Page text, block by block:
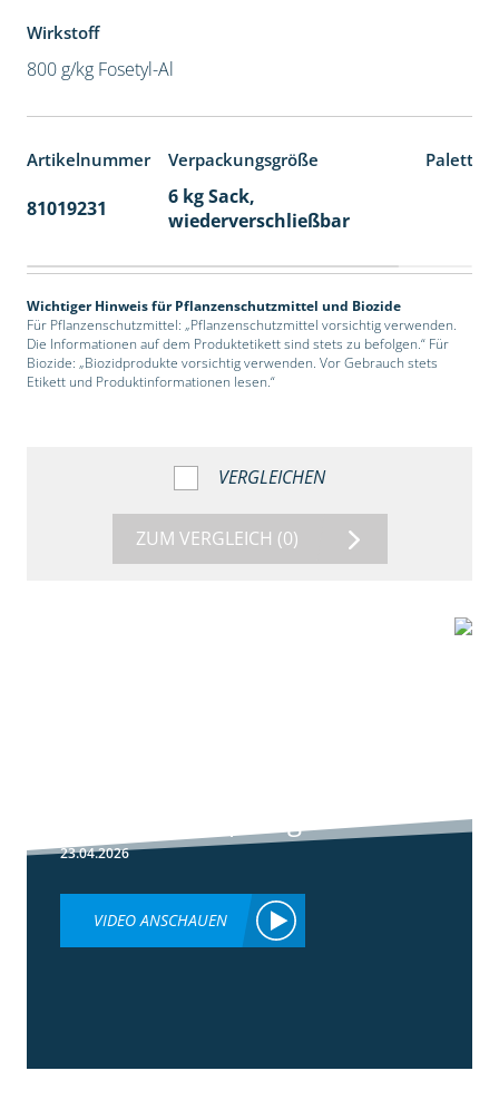
Wirkstoff
800 g/kg Fosetyl-Al
Artikelnummer Verpackungsgröße
81019231
6 kg Sack,
wiederverschließbar
Wichtiger Hinweis für Pflanzenschutzmittel und Biozide
Für Pflanzenschutzmittel: „Pflanzenschutzmittel vorsichtig verwenden.
Die Informationen auf dem Produktetikett sind stets zu befolgen.“ Für
Biozide: „Biozidprodukte vorsichtig verwenden. Vor Gebrauch stets
Etikett und Produktinformationen lesen.“
VERGLEICHEN
ZUM VERGLEICH (0)
23.04.2026
VIDEO ANSCHAUEN